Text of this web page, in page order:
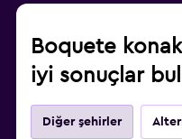
Boquete
iyi sonuçlar
Diğer şehirler